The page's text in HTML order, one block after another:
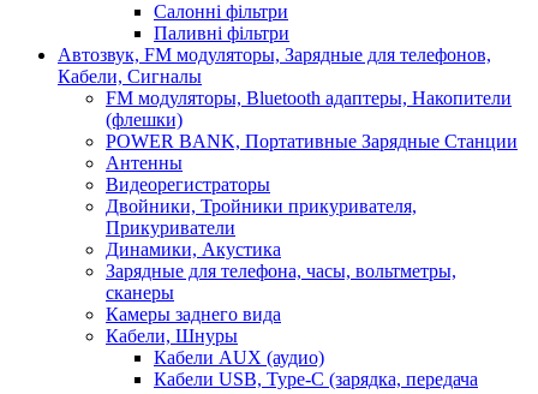
Салонні фільтри
Паливні фільтри
Автозвук, FM модуляторы, Зарядные для телефонов,
Кабели, Сигналы
FM модуляторы, Bluetooth адаптеры, Накопители
(флешки)
POWER BANK, Портативные Зарядные Станции
Антенны
Видеорегистраторы
Двойники, Тройники прикуривателя,
Прикуриватели
Динамики, Акустика
Зарядные для телефона, часы, вольтметры,
сканеры
Камеры заднего вида
Кабели, Шнуры
Кабели AUX (аудио)
Кабели USB, Type-C (зарядка, передача